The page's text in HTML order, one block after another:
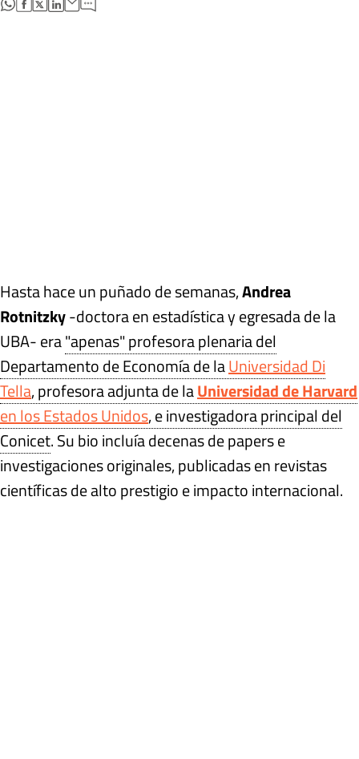
Hasta hace un puñado de semanas,Andrea
Rotnitzky-doctora en estadística y egresada de la
UBA- era"apenas" profesora plenaria del
Departamento de Economía de laUniversidad Di
Tella, profesora adjunta de laUniversidad de Harvard
en los Estados Unidos, e investigadora principal del
Conicet. Su bio incluía decenas de papers e
investigaciones originales, publicadas en revistas
científicas de alto prestigio e impacto internacional.